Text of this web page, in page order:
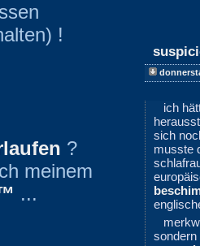
!
?
meinem
...
ich
sich
musste
sondern